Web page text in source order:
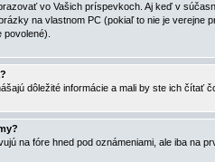
vo Vašich príspevkoch. Aj keď v
na vlastnom PC (pokiaľ to nie je verejne
dôležité informácie a mali by ste ich čítať
na fóre hned pod oznámeniami, ale iba na